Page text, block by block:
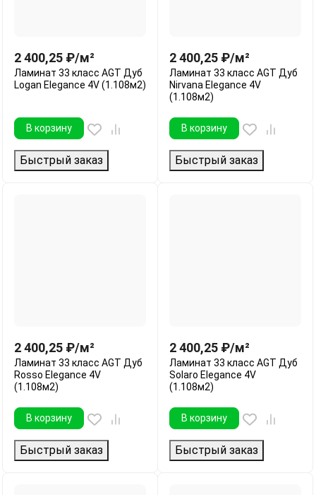
2 400,25 ₽/м²
Ламинат 33 класс AGT Дуб
Logan Elegance 4V (1.108м2)
В корзину
Быстрый заказ
2 400,25 ₽/м²
Ламинат 33 класс AGT Дуб
Nirvana Elegance 4V
(1.108м2)
В корзину
Быстрый заказ
2 400,25 ₽/м²
Ламинат 33 класс AGT Дуб
Rosso Elegance 4V
(1.108м2)
В корзину
Быстрый заказ
2 400,25 ₽/м²
Ламинат 33 класс AGT Дуб
Solaro Elegance 4V
(1.108м2)
В корзину
Быстрый заказ